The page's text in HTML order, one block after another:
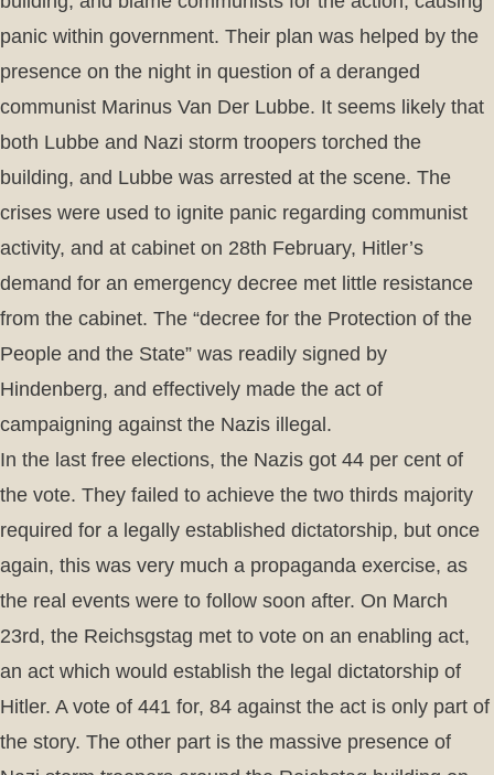
panic within government. Their plan was helped by the
presence on the night in question of a deranged
communist Marinus Van Der Lubbe. It seems likely that
both Lubbe and Nazi storm troopers torched the
building, and Lubbe was arrested at the scene. The
crises were used to ignite panic regarding communist
activity, and at cabinet on 28th February, Hitler’s
demand for an emergency decree met little resistance
from the cabinet. The “decree for the Protection of the
People and the State” was readily signed by
Hindenberg, and effectively made the act of
campaigning against the Nazis illegal.
In the last free elections, the Nazis got 44 per cent of
the vote. They failed to achieve the two thirds majority
required for a legally established dictatorship, but once
again, this was very much a propaganda exercise, as
the real events were to follow soon after. On March
23rd, the Reichsgstag met to vote on an enabling act,
an act which would establish the legal dictatorship of
Hitler. A vote of 441 for, 84 against the act is only part of
the story. The other part is the massive presence of